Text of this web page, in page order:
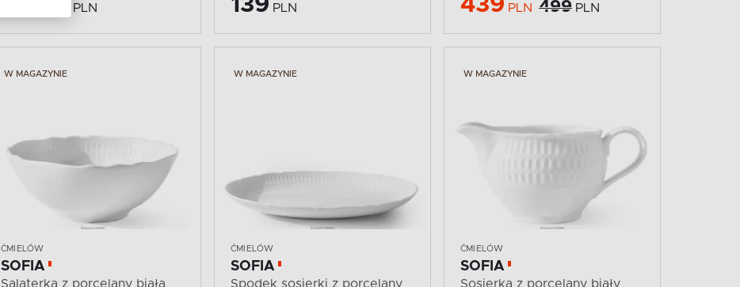
PLN 139 PLN 439 PLN 499 PLN
W MAGAZYNIE
ĆMIELÓW
SOFIA
Salaterka z porcelany biała
W MAGAZYNIE
ĆMIELÓW
SOFIA
Spodek sosjerki z porcelany
W MAGAZYNIE
ĆMIELÓW
SOFIA
Sosjerka z porcelany biały